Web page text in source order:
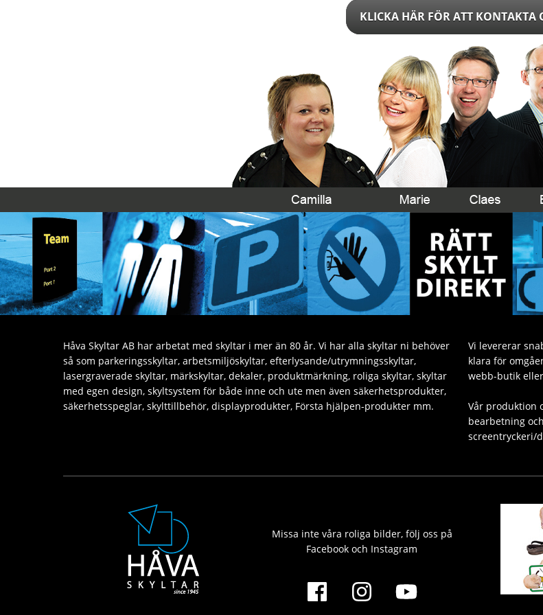
KLICKA HÄR FÖR ATT KONTAKTA
Håva Skyltar AB har arbetat med skyltar i mer än 80 år. Vi har alla skyltar ni behöver
så som parkeringsskyltar, arbetsmiljöskyltar, efterlysande/utrymningsskyltar,
lasergraverade skyltar, märkskyltar, dekaler, produktmärkning, roliga skyltar, skyltar
med egen design, skyltsystem för både inne och ute men även säkerhetsprodukter,
säkerhetsspeglar, skylttillbehör, displayprodukter, Första hjälpen-produkter mm.
Vi levererar
klara för
webb-butik
Vår produktion
bearbetning
screentryckeri/
Missa inte våra roliga bilder, följ oss på
Facebook och Instagram